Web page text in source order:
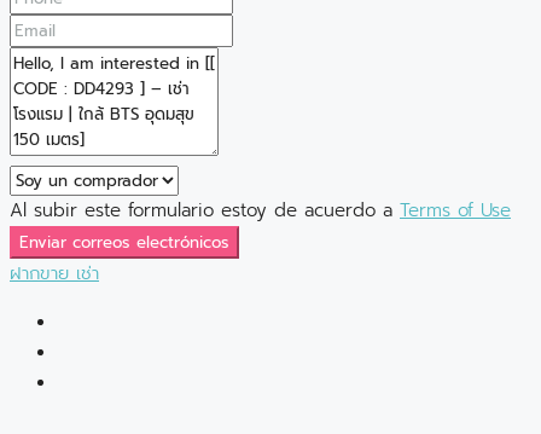
Al subir este formulario estoy de acuerdo a Terms of Use
Enviar correos electrónicos
ฝากขาย เช่า